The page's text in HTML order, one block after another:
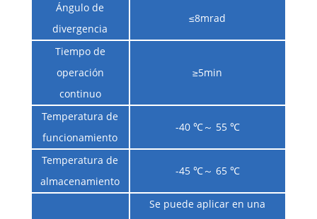
Ángulo de
divergencia
≤8mrad
Tiempo de
operación
continuo
≥5min
Temperatura de
funcionamiento
-40 ℃～ 55 ℃
Temperatura de
almacenamiento
-45 ℃～ 65 ℃
Se puede aplicar en una